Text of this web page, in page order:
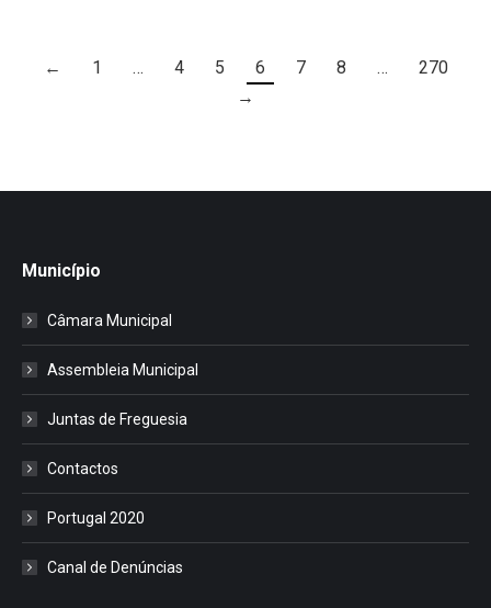
← 1 … 4 5 6 7 8 …
270
→
Município
Câmara Municipal
Assembleia Municipal
Juntas de Freguesia
Contactos
Portugal 2020
Canal de Denúncias